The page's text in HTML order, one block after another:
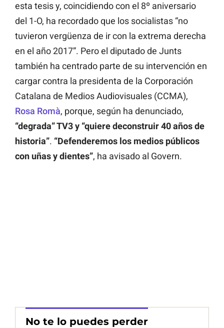
esta tesis y, coincidiendo con el 8º aniversario
del 1-O, ha recordado que los socialistas “no
tuvieron vergüenza de ir con la extrema derecha
en el año 2017”. Pero el diputado de Junts
también ha centrado parte de su intervención en
cargar contra la presidenta de la Corporación
Catalana de Medios Audiovisuales (CCMA),
Rosa Romà, porque, según ha denunciado,
“degrada” TV3 y “quiere deconstruir 40 años de
historia”. “Defenderemos los medios públicos
con uñas y dientes”, ha avisado al Govern.
No te lo puedes perder